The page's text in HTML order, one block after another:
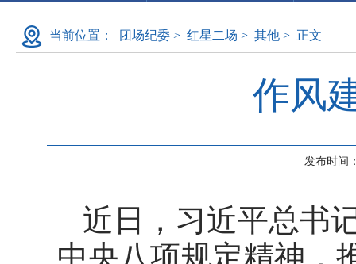
当前位置： 团场纪委 > 红星二场 > 其他 > 正文
作风
发布时间
近日，习近平总书
中央八项规定精神，